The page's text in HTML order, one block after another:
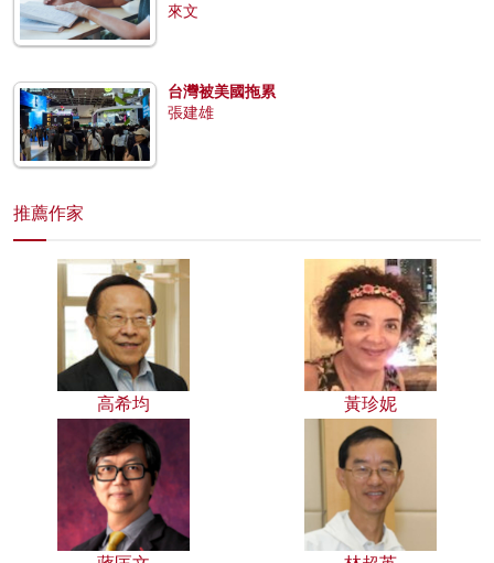
來文
台灣被美國拖累
張建雄
推薦作家
高希均 黃珍妮